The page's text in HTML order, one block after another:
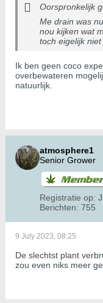
Oorspronkelijk
Me drain was
nou kijken wat
toch eigelijk
Ik ben geen coco
overbewateren
natuurlijk.
atmosphere1
Senior Grower
Registratie op:
Berichten: 755
9 July 2023, 08:25
De slechtst plant
zou even niks meer